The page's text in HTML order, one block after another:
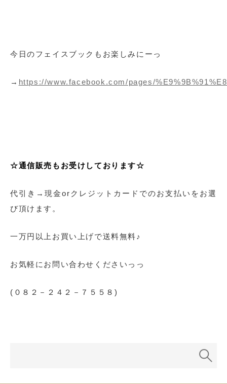
今日のフェイスブックもお楽しみにーっ
→ https://www.facebook.com/pages/
☆通信販売もお受けしております☆
代引き→現金orクレジットカードでのお支払いをお選
び頂けます。
一万円以上お買い上げで送料無料♪
お気軽にお問い合わせくださいっっ
(０８２－２４２－７５５８)